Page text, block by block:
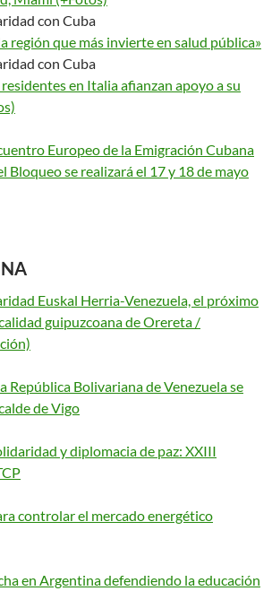
con Cuba
región que más invierte en salud pública»
con Cuba
en Italia afianzan apoyo a su
Europeo de la Emigración Cubana
Bloqueo se realizará el 17 y 18 de mayo
Euskal Herria-Venezuela, el próximo
guipuzcoana de Orereta /
República Bolivariana de Venezuela se
de Vigo
y diplomacia de paz: XXIII
controlar el mercado energético
en Argentina defendiendo la educación